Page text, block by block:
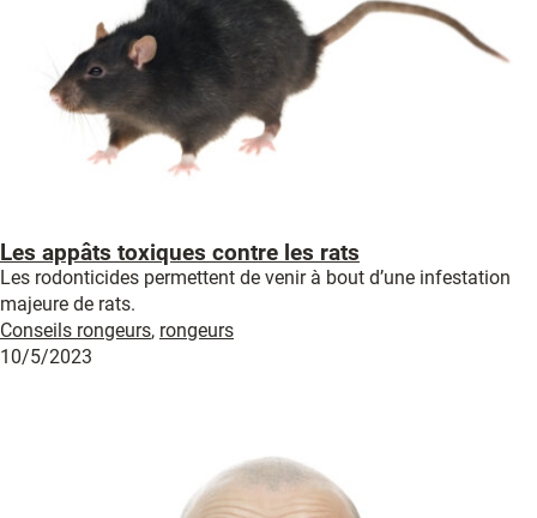
Les appâts toxiques contre les rats
Les rodonticides permettent de venir à bout d’une infestation
majeure de rats.
Conseils rongeurs, rongeurs
10/5/2023